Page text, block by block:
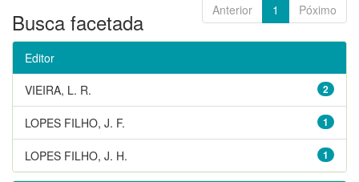
Anterior 1 Póximo
Busca facetada
Editor
2
VIEIRA, L. R.
1
LOPES FILHO, J. F.
1
LOPES FILHO, J. H.